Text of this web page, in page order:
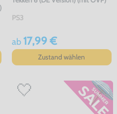
PS3
ab 17,99 €
Zustand wählen